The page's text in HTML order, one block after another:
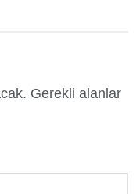
Gerekli alanlar